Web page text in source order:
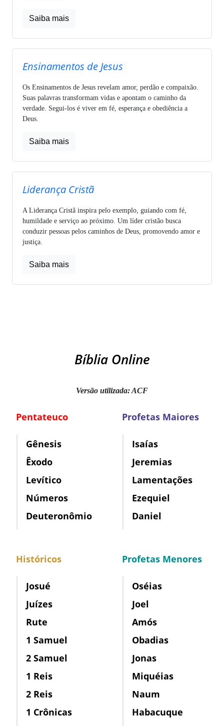
Saiba mais
Ensinamentos de Jesus
Os Ensinamentos de Jesus revelam amor, perdão e compaixão.
Suas palavras transformam vidas e apontam o caminho da
verdade. Segui-los é viver em fé, esperança e obediência a
Deus.
Saiba mais
Liderança Cristã
A Liderança Cristã inspira pelo exemplo, guiando com fé,
humildade e serviço ao próximo. Um líder cristão busca
conduzir pessoas pelos caminhos de Deus, promovendo amor e
justiça.
Saiba mais
Bíblia Online
Versão utilizada: ACF
Pentateuco
Gênesis
Êxodo
Levítico
Números
Deuteronômio
Históricos
Josué
Juízes
Rute
1 Samuel
2 Samuel
1 Reis
2 Reis
1 Crônicas
Profetas Maiores
Isaías
Jeremias
Lamentações
Ezequiel
Daniel
Profetas Menores
Oséias
Joel
Amós
Obadias
Jonas
Miquéias
Naum
Habacuque